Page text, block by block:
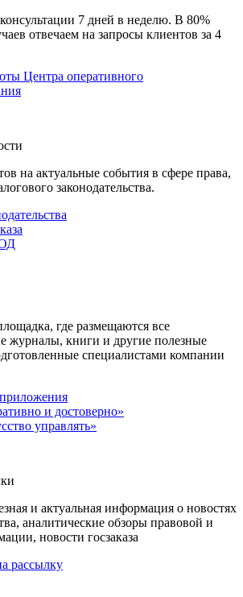
7 дней в неделю. В 80%
отвечаем на запросы клиентов за 4
Центра оперативного
на актуальные события в сфере права,
законодательства.
где размещаются все
журналы, книги и другие полезные
специалистами компании
и достоверно»
управлять»
и актуальная информация о новостях
аналитические обзоры правовой и
новости госзаказа
рассылку